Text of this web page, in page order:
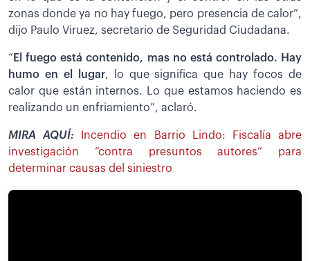
zonas donde ya no hay fuego, pero presencia de calor”,
dijo Paulo Viruez, secretario de Seguridad Ciudadana.
“ El fuego está contenido, mas no está controlado. Hay
humo en el lugar, lo que significa que hay focos de
calor que están internos. Lo que estamos haciendo es
realizando un enfriamiento”, aclaró.
MIRA AQUÍ:
Incendio en Barrio Lindo: Fiscalía abre
investigación “contra presuntos autores” para
determinar causas del siniestro